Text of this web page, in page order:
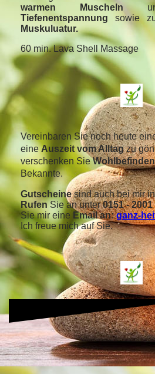
warmen Muscheln
Tiefenentspannung sowie
Muskuluatur.
60 min. Lava Shell Massage
Vereinbaren Sie noch heute
eineAuszeit vom Alltagzu
verschenken SieWohlbefinden
Bekannte.
Gutscheinesind auch bei mir
RufenSie an unter0151 - 2001
Sie mir eine Email an:ganz-
Ich freue mich auf Sie.